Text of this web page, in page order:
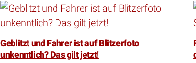
Geblitzt und Fahrer ist auf Blitzerfoto
unkenntlich? Das gilt jetzt!